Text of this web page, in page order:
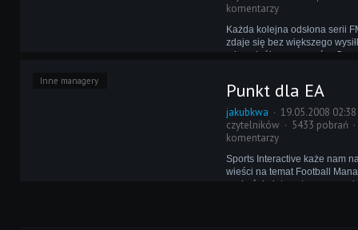
komentarzy
Każda kolejna odsłona serii
zdaje się bez większego
miano króla managerów. Czy
skazane są na walkę jedynie
medal?
Inne managery Punkt dla EA
jakubkwa
19.05.2008 02:38
czytelników
5433 pobrań
komentarzy
Sports Interactive każe nam
wieści na temat Football
czekać do lata, a tymczasem